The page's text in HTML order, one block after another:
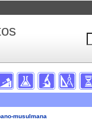
musulmana